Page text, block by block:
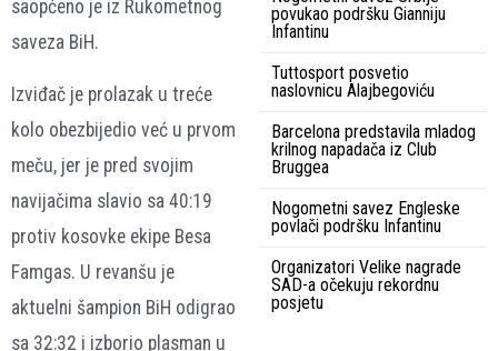
saopćeno je iz Rukometnog
saveza BiH.
Izviđač je prolazak u treće
kolo obezbijedio već u prvom
meču, jer je pred svojim
navijačima slavio sa 40:19
protiv kosovke ekipe Besa
Famgas. U revanšu je
aktuelni šampion BiH odigrao
sa 32:32 i izborio plasman u
povukao podršku Gianniju
Infantinu
Tuttosport posvetio
naslovnicu Alajbegoviću
Barcelona predstavila mladog
krilnog napadača iz Club
Bruggea
Nogometni savez Engleske
povlači podršku Infantinu
Organizatori Velike nagrade
SAD-a očekuju rekordnu
posjetu